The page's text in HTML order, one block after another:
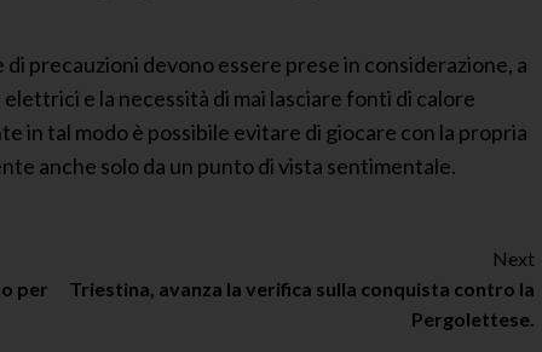
precauzioni devono essere prese in considerazione, a
e la necessità di mai lasciare fonti di calore
in tal modo è possibile evitare di giocare con la propria
anche solo da un punto di vista sentimentale.
per
Next
Triestina, avanza la verifica sulla conquista contro la
Pergolettese.